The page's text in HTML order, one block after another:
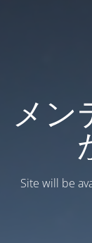
メン
Site will be